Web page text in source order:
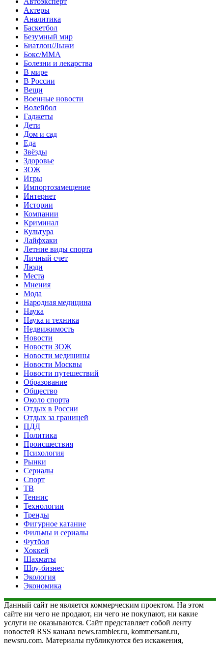
Актеры
Аналитика
Баскетбол
Безумный мир
Биатлон/Лыжи
Бокс/MMA
Болезни и лекарства
В мире
В России
Вещи
Военные новости
Волейбол
Гаджеты
Дети
Дом и сад
Еда
Звёзды
Здоровье
ЗОЖ
Игры
Импортозамещение
Интернет
Истории
Компании
Криминал
Культура
Лайфхаки
Летние виды спорта
Личный счет
Люди
Места
Мнения
Мода
Народная медицина
Наука
Наука и техника
Недвижимость
Новости
Новости ЗОЖ
Новости медицины
Новости Москвы
Новости путешествий
Образование
Общество
Около спорта
Отдых в России
Отдых за границей
ПДД
Политика
Происшествия
Психология
Рынки
Сериалы
Спорт
ТВ
Теннис
Технологии
Тренды
Фигурное катание
Фильмы и сериалы
Футбол
Хоккей
Шахматы
Шоу-бизнес
Экология
Экономика
Данный сайт не является коммерческим проектом. На этом
сайте ни чего не продают, ни чего не покупают, ни какие
услуги не оказываются. Сайт представляет собой ленту
новостей RSS канала news.rambler.ru, kommersant.ru,
newsru.com. Материалы публикуются без искажения,